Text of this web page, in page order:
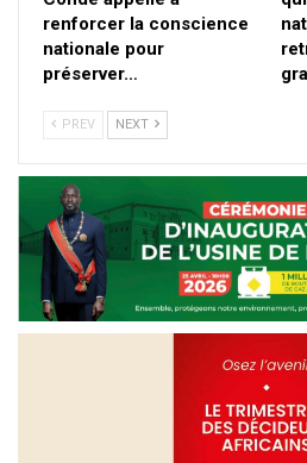
renforcer la conscience
nationale pour
préserver…
PREV NEXT